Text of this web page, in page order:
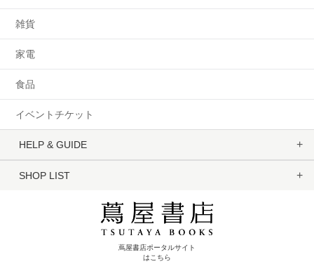
雑貨
家電
食品
イベントチケット
HELP & GUIDE
SHOP LIST
蔦屋書店ポータルサイト
はこちら